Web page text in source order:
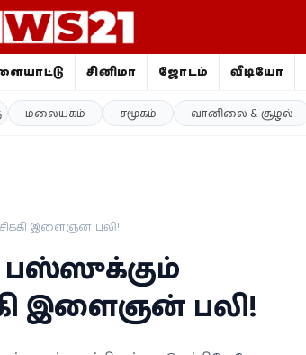
சினிமா ஜோதிடம் வீடியோ
மலையகம் சமூகம் வானிலை & சூழல்
இளைஞன் பலி!
பஸ்ஸுக்கும்
இளைஞன் பலி!